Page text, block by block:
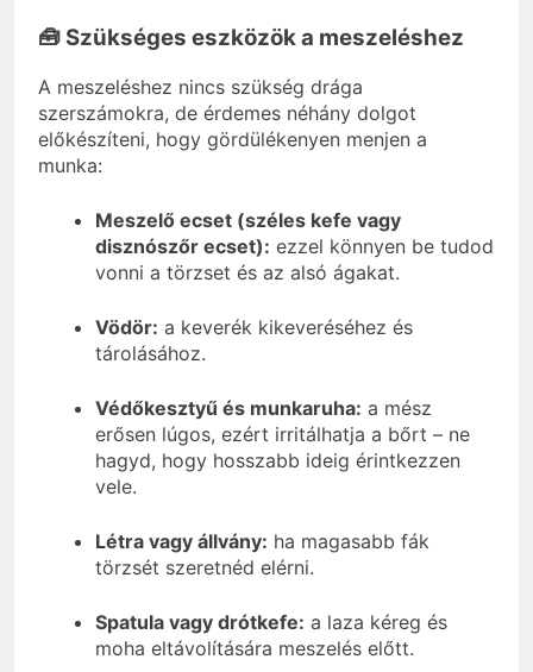
🧰 Szükséges eszközök a meszeléshez
A meszeléshez nincs szükség drága
szerszámokra, de érdemes néhány dolgot
előkészíteni, hogy gördülékenyen menjen a
munka:
Meszelő ecset (széles kefe vagy
disznószőr ecset): ezzel könnyen be tudod
vonni a törzset és az alsó ágakat.
Vödör: a keverék kikeveréséhez és
tárolásához.
Védőkesztyű és munkaruha: a mész
erősen lúgos, ezért irritálhatja a bőrt – ne
hagyd, hogy hosszabb ideig érintkezzen
vele.
Létra vagy állvány: ha magasabb fák
törzsét szeretnéd elérni.
Spatula vagy drótkefe: a laza kéreg és
moha eltávolítására meszelés előtt.